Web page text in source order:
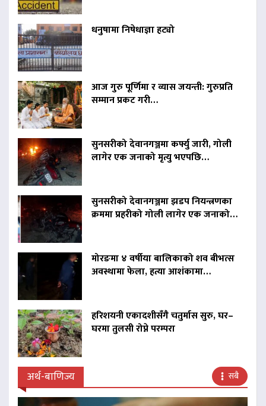
धनुषामा निषेधाज्ञा हट्यो
आज गुरु पूर्णिमा र व्यास जयन्ती: गुरुप्रति
सम्मान प्रकट गरी…
सुनसरीको देवानगञ्जमा कर्फ्यु जारी, गोली
लागेर एक जनाको मृत्यु भएपछि…
सुनसरीको देवानगञ्जमा झडप नियन्त्रणका
क्रममा प्रहरीको गोली लागेर एक जनाको…
मोरङमा ४ वर्षीया बालिकाको शव बीभत्स
अवस्थामा फेला, हत्या आशंकामा…
हरिशयनी एकादशीसँगै चतुर्मास सुरु, घर–
घरमा तुलसी रोप्ने परम्परा
अर्थ-बाणिज्य सबै